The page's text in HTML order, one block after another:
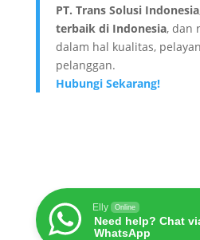
PT. Trans Solusi Indonesia
terbaik di Indonesia, dan
dalam hal kualitas,
pelanggan.
Hubungi Sekarang!
Elly Online
Need help? Chat
WhatsApp